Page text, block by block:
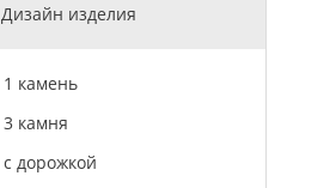
Дизайн изделия
1 камень
3 камня
с дорожкой